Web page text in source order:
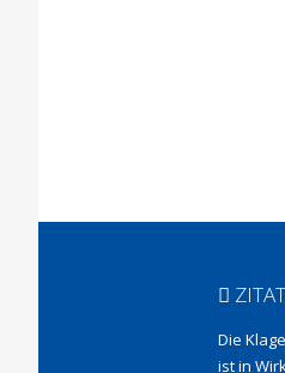
Die
ist in